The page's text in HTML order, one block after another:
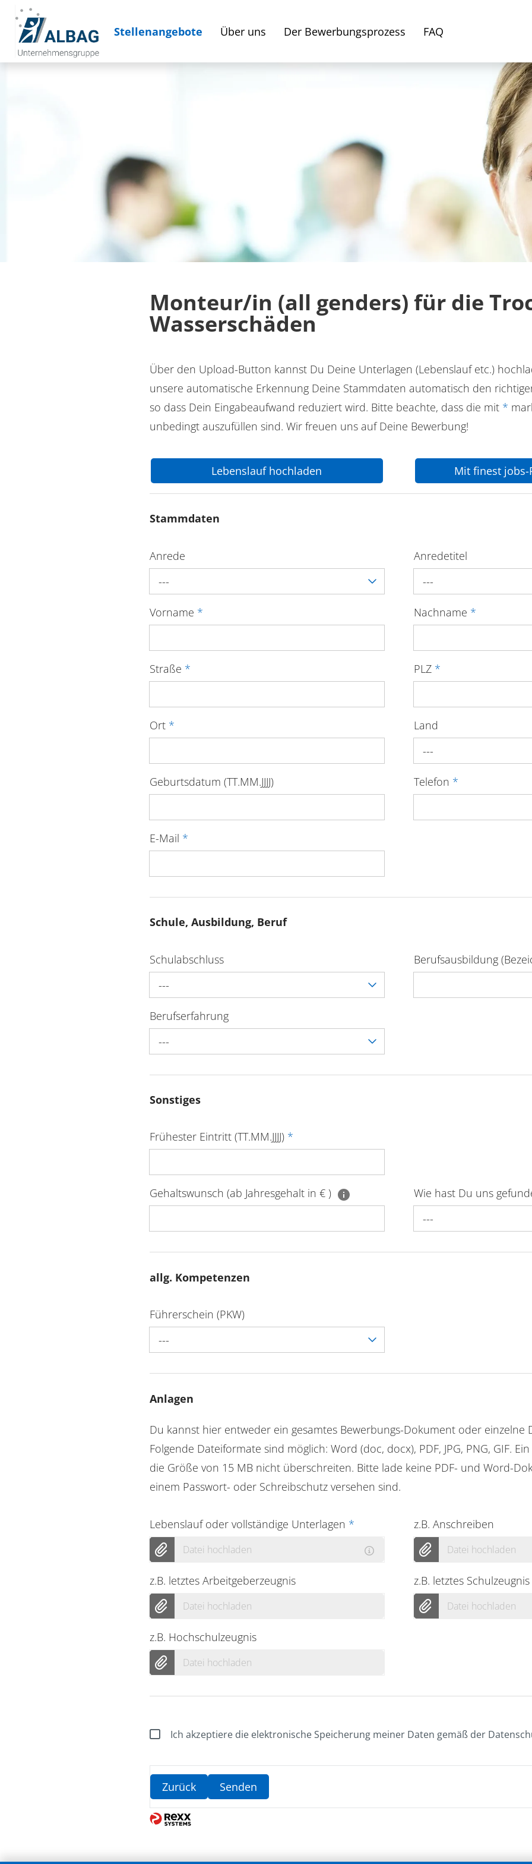
Stellenangebote Über uns Der Bewerbungsprozess FAQ
Monteur/in (all genders) für die
Wasserschäden
Über den Upload-Button kannst Du Deine Unterlagen (Lebenslauf etc.)
unsere automatische Erkennung Deine Stammdaten automatisch den
so dass Dein Eingabeaufwand reduziert wird. Bitte beachte, dass die mit *
unbedingt auszufüllen sind. Wir freuen uns auf Deine Bewerbung!
Lebenslauf hochladen Mit finest
Stammdaten
Anrede
---
Anredetitel
---
Vorname * Nachname *
Straße * PLZ *
Ort *
Land
---
Geburtsdatum (TT.MM.JJJJ) Telefon *
E-Mail *
Schule, Ausbildung, Beruf
Schulabschluss
---
Berufsausbildung
Berufserfahrung
---
Sonstiges
Frühester Eintritt (TT.MM.JJJJ) *
Gehaltswunsch (ab Jahresgehalt in € ) Wie hast Du uns
---
allg. Kompetenzen
Führerschein (PKW)
---
Anlagen
Du kannst hier entweder ein gesamtes Bewerbungs-Dokument oder einzelne
Folgende Dateiformate sind möglich: Word (doc, docx), PDF, JPG, PNG, GIF.
die Größe von 15 MB nicht überschreiten. Bitte lade keine PDF- und Word-
einem Passwort- oder Schreibschutz versehen sind.
Lebenslauf oder vollständige Unterlagen *
Datei hochladen
z.B. Anschreiben
Datei hochladen
z.B. letztes Arbeitgeberzeugnis
Datei hochladen
z.B. letztes Schulzeugnis
Datei hochladen
z.B. Hochschulzeugnis
Datei hochladen
Ich akzeptiere die elektronische Speicherung meiner Daten gemäß der
Zurück Senden